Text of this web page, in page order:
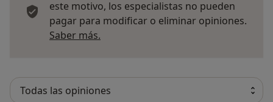
este motivo, los especialistas no pueden
pagar para modificar o eliminar opiniones.
Saber más.